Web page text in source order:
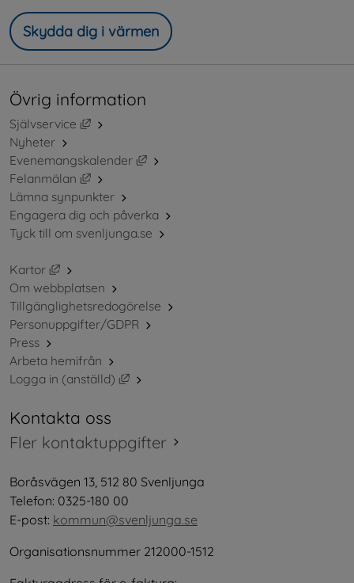
Skydda dig i värmen
Övrig information
Självservice
Länk till annan webbplats, öppnas i nytt fönster.
Nyheter
Evenemangskalender
Länk till annan webbplats, öppnas i
Felanmälan
Länk till annan webbplats, öppnas i nytt fönster.
Lämna synpunkter
Engagera dig och påverka
Tyck till om svenljunga.se
Kartor
Länk till annan webbplats, öppnas i nytt fönster.
Om webbplatsen
Tillgänglighetsredogörelse
Personuppgifter/GDPR
Press
Arbeta hemifrån
Logga in (anställd)
Länk till annan webbplats, öppnas i nytt
Kontakta oss
Fler kontaktuppgifter
Boråsvägen 13, 512 80 Svenljunga
Telefon: 0325-180 00
E-post: kommun@svenljunga.se
Organisationsnummer 212000-1512